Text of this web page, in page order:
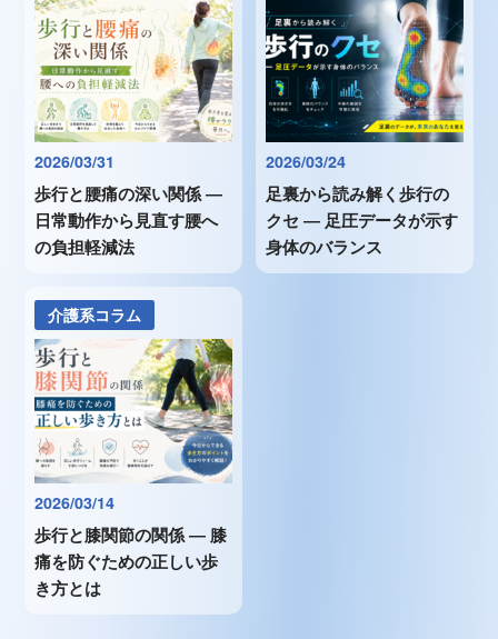
2026/03/31
歩行と腰痛の深い関係 ―
日常動作から見直す腰へ
の負担軽減法
2026/03/24
足裏から読み解く歩行の
クセ ― 足圧データが示す
身体のバランス
介護系コラム
2026/03/14
歩行と膝関節の関係 ― 膝
痛を防ぐための正しい歩
き方とは